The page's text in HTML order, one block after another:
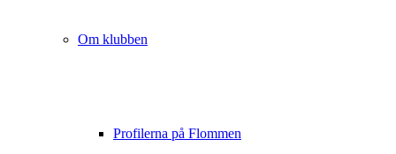
Om klubben
Profilerna på Flommen